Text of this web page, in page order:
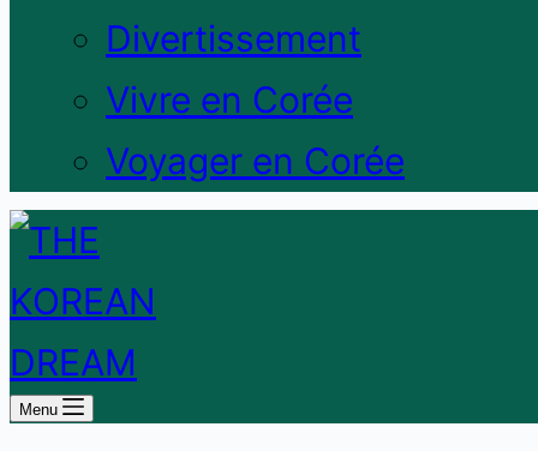
Divertissement
Vivre en Corée
Voyager en Corée
Menu